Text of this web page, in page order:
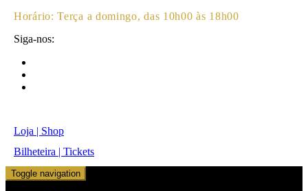
Horário:Terça a domingo, das 10h00 às 18h00
Siga-nos:
Loja | Shop
Bilheteira | Tickets
Toggle navigation